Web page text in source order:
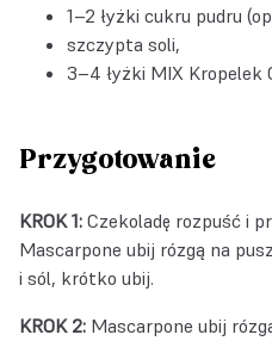
1–2 łyżki cukru pudru
szczypta soli,
3–4 łyżki MIX Kropelek
Przygotowanie
KROK 1: Czekoladę rozpuść i
Mascarpone ubij rózgą na
i sól, krótko ubij.
KROK 2: Mascarpone ubij